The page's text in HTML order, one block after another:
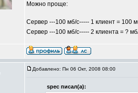
Можно проще:
Сервер ---100 мб/с----- 1 клиент = 100
Сервер ---100 мб/с----- 2 клиента = ?
Добавлено: Пн 06 Окт, 2008 08:00
spec писал(а):